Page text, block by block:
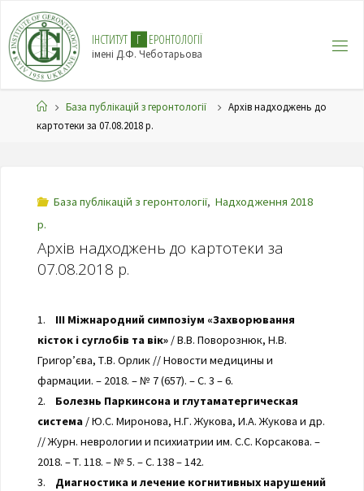
ІНСТИТУТ Г ЕРОНТОЛОГІЇ
імені Д.Ф. Чеботарьова
База публікацій з геронтології
Архів надходжень до
картотеки за 07.08.2018 р.
База публікацій з геронтології, Надходження 2018
р.
Архів надходжень до картотеки за
07.08.2018 р.
1. III Міжнародний симпозіум «Захворювання
кісток і суглобів та вік»/ В.В. Поворознюк, Н.В.
Григор’єва, Т.В. Орлик // Новости медицины и
фармации. – 2018. – № 7 (657). – С. 3 – 6.
2. Болезнь Паркинсона и глутаматергическая
система/ Ю.С. Миронова, Н.Г. Жукова, И.А. Жукова и др.
// Журн. неврологии и психиатрии им. С.С. Корсакова. –
2018. – Т. 118. – № 5. – С. 138 – 142.
3. Диагностика и лечение когнитивных нарушений